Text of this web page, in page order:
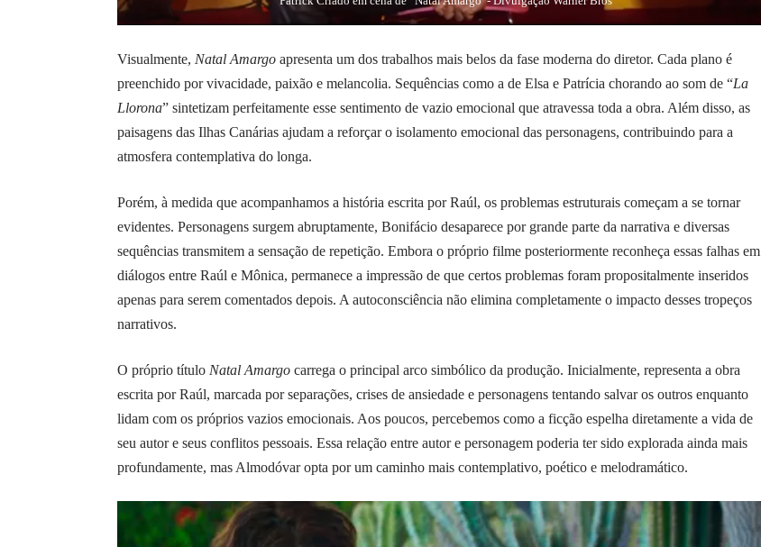
Visualmente, Natal Amargo apresenta um dos trabalhos mais belos da fase moderna do diretor. Cada plano é
preenchido por vivacidade, paixão e melancolia. Sequências como a de Elsa e Patrícia chorando ao som de “La
Llorona” sintetizam perfeitamente esse sentimento de vazio emocional que atravessa toda a obra. Além disso, as
paisagens das Ilhas Canárias ajudam a reforçar o isolamento emocional das personagens, contribuindo para a
atmosfera contemplativa do longa.
Porém, à medida que acompanhamos a história escrita por Raúl, os problemas estruturais começam a se tornar
evidentes. Personagens surgem abruptamente, Bonifácio desaparece por grande parte da narrativa e diversas
sequências transmitem a sensação de repetição. Embora o próprio filme posteriormente reconheça essas falhas em
diálogos entre Raúl e Mônica, permanece a impressão de que certos problemas foram propositalmente inseridos
apenas para serem comentados depois. A autoconsciência não elimina completamente o impacto desses tropeços
narrativos.
O próprio título Natal Amargo carrega o principal arco simbólico da produção. Inicialmente, representa a obra
escrita por Raúl, marcada por separações, crises de ansiedade e personagens tentando salvar os outros enquanto
lidam com os próprios vazios emocionais. Aos poucos, percebemos como a ficção espelha diretamente a vida de
seu autor e seus conflitos pessoais. Essa relação entre autor e personagem poderia ter sido explorada ainda mais
profundamente, mas Almodóvar opta por um caminho mais contemplativo, poético e melodramático.